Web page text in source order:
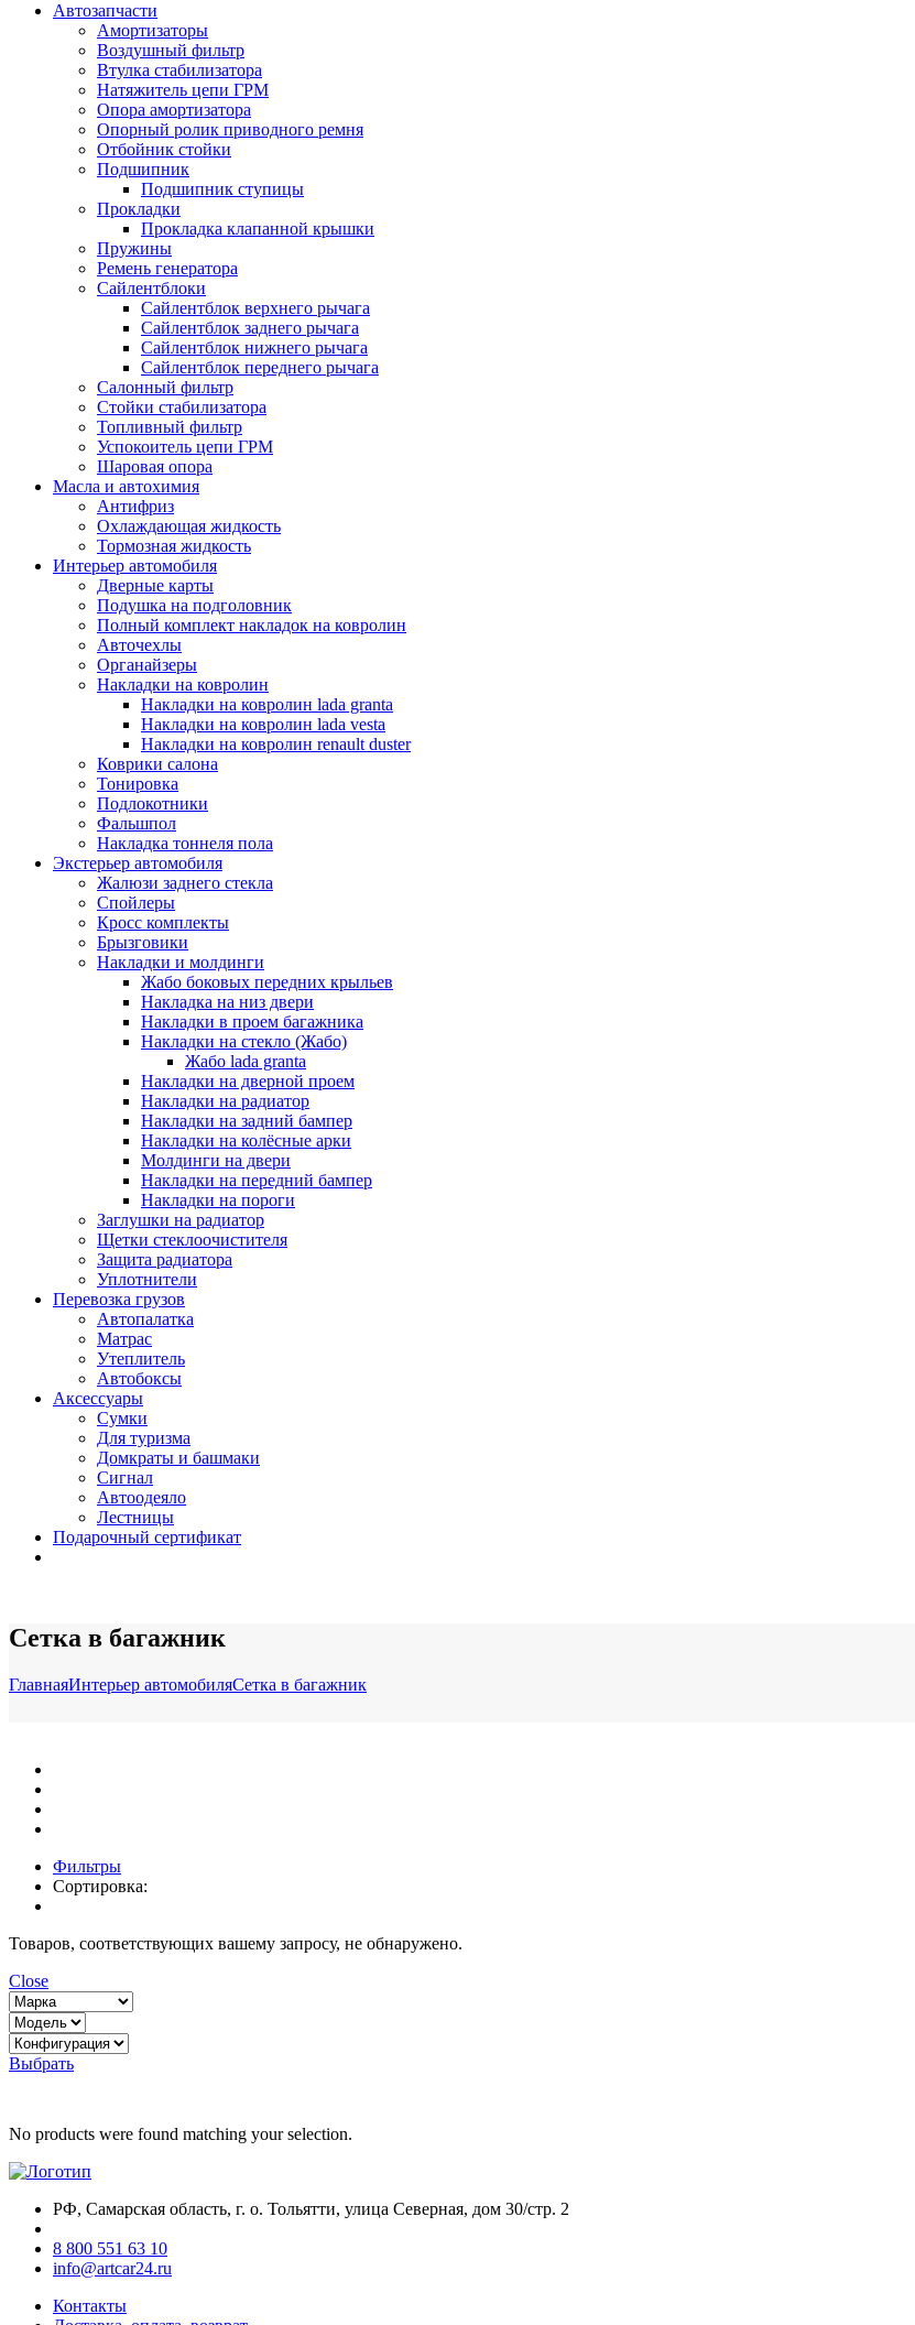
Автозапчасти
Амортизаторы
Воздушный фильтр
Втулка стабилизатора
Натяжитель цепи ГРМ
Опора амортизатора
Опорный ролик приводного ремня
Отбойник стойки
Подшипник
Подшипник ступицы
Прокладки
Прокладка клапанной крышки
Пружины
Ремень генератора
Сайлентблоки
Сайлентблок верхнего рычага
Сайлентблок заднего рычага
Сайлентблок нижнего рычага
Сайлентблок переднего рычага
Салонный фильтр
Стойки стабилизатора
Топливный фильтр
Успокоитель цепи ГРМ
Шаровая опора
Масла и автохимия
Антифриз
Охлаждающая жидкость
Тормозная жидкость
Интерьер автомобиля
Дверные карты
Подушка на подголовник
Полный комплект накладок на ковролин
Авточехлы
Органайзеры
Накладки на ковролин
Накладки на ковролин lada granta
Накладки на ковролин lada vesta
Накладки на ковролин renault duster
Коврики салона
Тонировка
Подлокотники
Фальшпол
Накладка тоннеля пола
Экстерьер автомобиля
Жалюзи заднего стекла
Спойлеры
Кросс комплекты
Брызговики
Накладки и молдинги
Жабо боковых передних крыльев
Накладка на низ двери
Накладки в проем багажника
Накладки на стекло (Жабо)
Жабо lada granta
Накладки на дверной проем
Накладки на радиатор
Накладки на задний бампер
Накладки на колёсные арки
Молдинги на двери
Накладки на передний бампер
Накладки на пороги
Заглушки на радиатор
Щетки стеклоочистителя
Защита радиатора
Уплотнители
Перевозка грузов
Автопалатка
Матрас
Утеплитель
Автобоксы
Аксессуары
Сумки
Для туризма
Домкраты и башмаки
Сигнал
Автоодеяло
Лестницы
Подарочный сертификат
Сетка в багажник
ГлавнаяИнтерьер автомобиляСетка в багажник
Фильтры
Сортировка:
Товаров, соответствующих вашему запросу, не обнаружено.
Close
Выбрать
No products were found matching your selection.
РФ, Самарская область, г. о. Тольятти, улица Северная, дом 30/стр. 2
8 800 551 63 10
info@artcar24.ru
Контакты